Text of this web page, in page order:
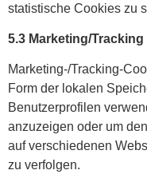
statistische Cookies zu
5.3 Marketing/
Marketing-/Tracking-
Form der lokalen
Benutzerprofilen
anzuzeigen oder um
auf verschiedenen
zu verfolgen.